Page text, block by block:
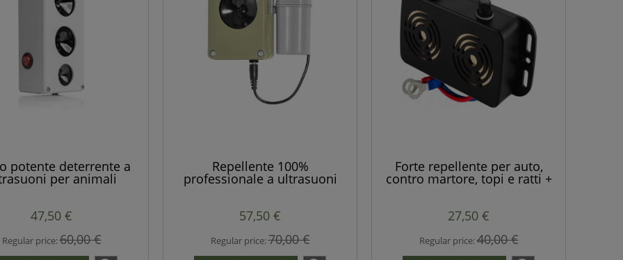
potente deterrente a
per animali
come martore, volpi,
47,50 €
Regular price:60,00 €
Repellente 100%
professionale a ultrasuoni
selvatici.
57,50 €
Regular price:70,00 €
Forte repellente per auto,
contro martore, topi e ratti +
2 potenti altoparlanti
27,50 €
Regular price:40,00 €